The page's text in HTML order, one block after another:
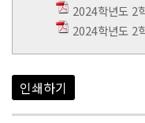
2024학년도 2
2024학년도 2
인쇄하기